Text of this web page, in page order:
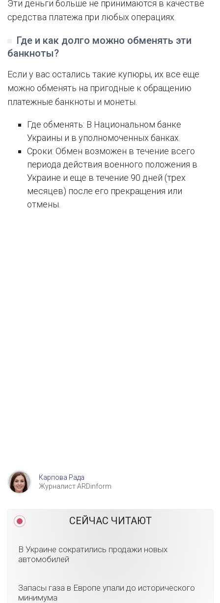
Эти деньги больше не принимаются в качестве
средства платежа при любых операциях.
Где и как долго можно обменять эти
банкноты?
Если у вас остались такие купюры, их все еще
можно обменять на пригодные к обращению
платежные банкноты и монеты.
Где обменять: В Национальном банке
Украины и в уполномоченных банках.
Сроки: Обмен возможен в течение всего
периода действия военного положения в
Украине и еще в течение 90 дней (трех
месяцев) после его прекращения или
отмены.
Карпова Рада
Журналист ARDinform
СЕЙЧАС ЧИТАЮТ
В Украине сократились продажи новых
автомобилей
Запасы газа в Европе упали до исторического
минимума